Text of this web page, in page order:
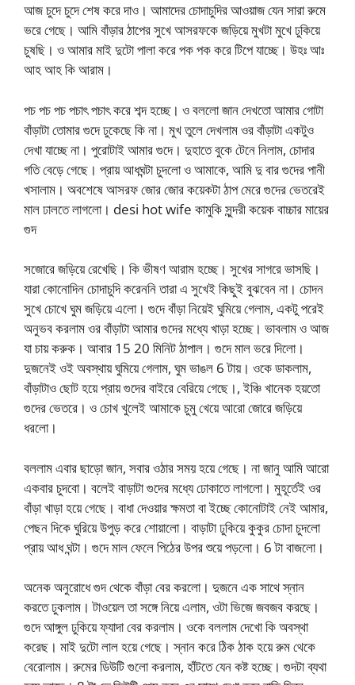
আজ চুদে চুদে শেষ করে দাও। আমাদের চোদাচুদির আওয়াজ যেন সারা রুমে
ভরে গেছে। আমি বাঁড়ার ঠাপের সুখে আসরফকে জড়িয়ে মুখটা মুখে ঢুকিয়ে
চুষছি। ও আমার মাই দুটো পালা করে পক পক করে টিপে যাচ্ছে। উহঃ আঃ
আহ আহ কি আরাম।
পচ পচ পচ পচাৎ পচাৎ করে শব্দ হচ্ছে। ও বললো জান দেখতো আমার গোটা
বাঁড়াটা তোমার গুদে ঢুকেছে কি না। মুখ তুলে দেখলাম ওর বাঁড়াটা একটুও
দেখা যাচ্ছে না। পুরোটাই আমার গুদে। দুহাতে বুকে টেনে নিলাম, চোদার
গতি বেড়ে গেছে। প্রায় আধঘন্টা চুদলো ও আমাকে, আমি দু বার গুদের পানী
খসালাম। অবশেষে আসরফ জোর জোর কয়েকটা ঠাপ মেরে গুদের ভেতরেই
মাল ঢালতে লাগলো। desi hot wife কামুকি সুন্দরী কয়েক বাচ্চার মায়ের
গুদ
সজোরে জড়িয়ে রেখেছি। কি ভীষণ আরাম হচ্ছে। সুখের সাগরে ভাসছি।
যারা কোনোদিন চোদাচুদি করেননি তারা এ সুখেই কিছুই বুঝবেন না। চোদন
সুখে চোখে ঘুম জড়িয়ে এলো। গুদে বাঁড়া নিয়েই ঘুমিয়ে গেলাম, একটু পরেই
অনুভব করলাম ওর বাঁড়াটা আমার গুদের মধ্যে খাড়া হচ্ছে। ভাবলাম ও আজ
যা চায় করুক। আবার 15 20 মিনিট ঠাপাল। গুদে মাল ভরে দিলো।
দুজনেই ওই অবস্থায় ঘুমিয়ে গেলাম, ঘুম ভাঙল 6 টায়। ওকে ডাকলাম,
বাঁড়াটাও ছোট হয়ে প্রায় গুদের বাইরে বেরিয়ে গেছে।, ইঞ্চি খানেক হয়তো
গুদের ভেতরে। ও চোখ খুলেই আমাকে চুমু খেয়ে আরো জোরে জড়িয়ে
ধরলো।
বললাম এবার ছাড়ো জান, সবার ওঠার সময় হয়ে গেছে। না জানু আমি আরো
একবার চুদবো। বলেই বাড়াটা গুদের মধ্যে ঢোকাতে লাগলো। মুহূর্তেই ওর
বাঁড়া খাড়া হয়ে গেছে। বাধা দেওয়ার ক্ষমতা বা ইচ্ছে কোনোটাই নেই আমার,
পেছন দিকে ঘুরিয়ে উপুড় করে শোয়ালো। বাড়াটা ঢুকিয়ে কুকুর চোদা চুদলো
প্রায় আধ ঘন্টা। গুদে মাল ফেলে পিঠের উপর শুয়ে পড়লো। 6 টা বাজলো।
অনেক অনুরোধে গুদ থেকে বাঁড়া বের করলো। দুজনে এক সাথে স্নান
করতে ঢুকলাম। টাওয়েল তা সঙ্গে নিয়ে এলাম, ওটা ভিজে জবজব করছে।
গুদে আঙ্গুল ঢুকিয়ে ফ্যাদা বের করলাম। ওকে বললাম দেখো কি অবস্থা
করেছ। মাই দুটো লাল হয়ে গেছে। স্নান করে ঠিক ঠাক হয়ে রুম থেকে
বেরোলাম। রুমের ডিউটি গুলো করলাম, হাঁটতে যেন কষ্ট হচ্ছে। গুদটা ব্যথা